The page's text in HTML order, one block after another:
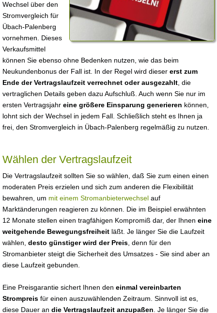
Wechsel über den
Stromvergleich für
Übach-Palenberg
vornehmen. Dieses
Verkaufsmittel
können Sie ebenso ohne Bedenken nutzen, wie das beim
Neukundenbonus der Fall ist. In der Regel wird dieser erst zum
Ende der Vertragslaufzeit verrechnet oder ausgezahlt , die
vertraglichen Details geben dazu Aufschluß. Auch wenn Sie nur im
ersten Vertragsjahr eine größere Einsparung generieren können,
lohnt sich der Wechsel in jedem Fall. Schließlich steht es Ihnen ja
frei, den Stromvergleich in Übach-Palenberg regelmäßig zu nutzen.
Wählen der Vertragslaufzeit
Die Vertragslaufzeit sollten Sie so wählen, daß Sie zum einen einen
moderaten Preis erzielen und sich zum anderen die Flexibilität
bewahren, um mit einem Stromanbieterwechsel auf
Marktänderungen reagieren zu können. Die im Beispiel erwähnten
12 Monate stellen einen tragfähigen Kompromiß dar, der Ihnen eine
weitgehende Bewegungsfreiheit läßt. Je länger Sie die Laufzeit
wählen, desto günstiger wird der Preis , denn für den
Stromanbieter steigt die Sicherheit des Umsatzes - Sie sind aber an
diese Laufzeit gebunden.
Eine Preisgarantie sichert Ihnen den einmal vereinbarten
Strompreis für einen auszuwählenden Zeitraum. Sinnvoll ist es,
diese Dauer an die Vertragslaufzeit anzupaßen . Je länger Sie die